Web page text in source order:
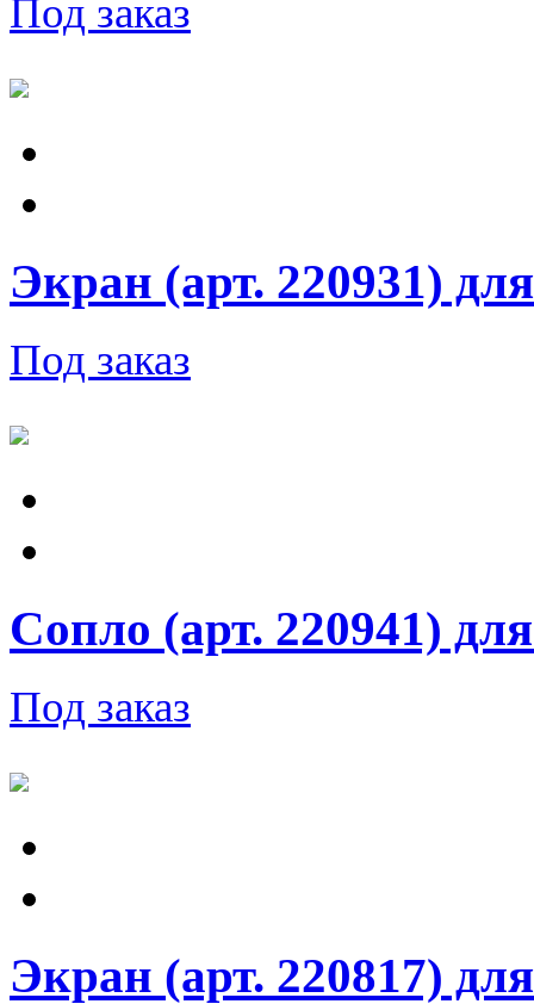
Под заказ
Экран (арт. 220931)
Под заказ
Сопло (арт. 220941)
Под заказ
Экран (арт. 220817)